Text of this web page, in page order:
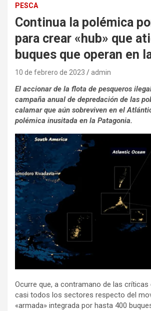
PESCA
Continua la polémica
para crear «hub» que
buques que operan en
10 de febrero de 2023 admin
El accionar de la flota de pesqueros
campaña anual de depredación de las
calamar que aún sobreviven en el
polémica inusitada en la Patagonia.
Ocurre que, a contramano de las críticas
casi todos los sectores respecto del
«armada» integrada por hasta 400